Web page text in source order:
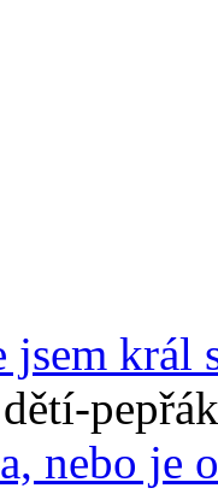
jsem král
nebo je